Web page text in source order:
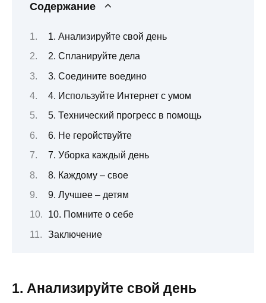
Содержание
1. Анализируйте свой день
2. Спланируйте дела
3. Соедините воедино
4. Используйте Интернет с умом
5. Технический прогресс в помощь
6. Не геройствуйте
7. Уборка каждый день
8. Каждому – свое
9. Лучшее – детям
10. Помните о себе
Заключение
1. Анализируйте свой день